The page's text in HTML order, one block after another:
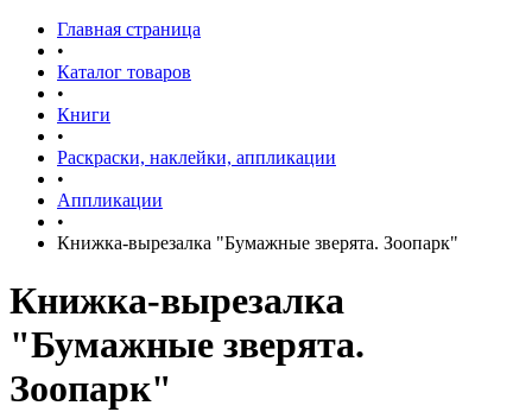
Главная страница
•
Каталог товаров
•
Книги
•
Раскраски, наклейки, аппликации
•
Аппликации
•
Книжка-вырезалка "Бумажные зверята. Зоопарк"
Книжка-вырезалка
"Бумажные зверята.
Зоопарк"